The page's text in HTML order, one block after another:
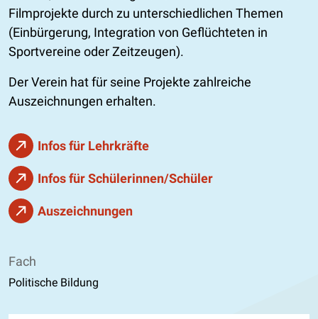
Filmprojekte durch zu unterschiedlichen Themen
(Einbürgerung, Integration von Geflüchteten in
Sportvereine oder Zeitzeugen).
Der Verein hat für seine Projekte zahlreiche
Auszeichnungen erhalten.
Infos für Lehrkräfte
Infos für Schülerinnen/Schüler
Auszeichnungen
Fach
Politische Bildung